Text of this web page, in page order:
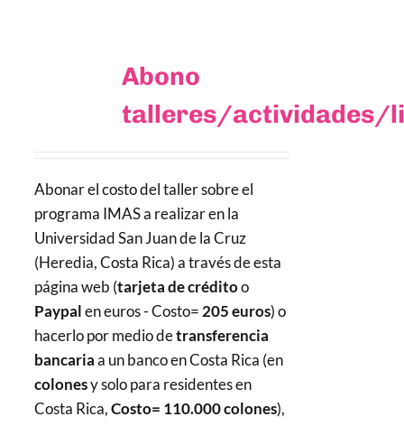
Abono
talleres/actividades/
Abonar el costo del taller sobre el
programa IMAS a realizar en la
Universidad San Juan de la Cruz
(Heredia, Costa Rica) a través de esta
página web (tarjeta de créditoo
Paypalen euros - Costo=205 euros) o
hacerlo por medio detransferencia
bancariaa un banco en Costa Rica (en
colonesy solo para residentes en
Costa Rica,Costo= 110.000 colones),